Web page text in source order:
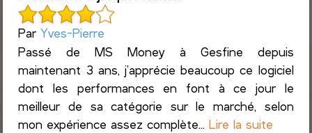
ParYves-Pierre
Passé de MS Money à Gesfine depuis
maintenant 3 ans, j’apprécie beaucoup ce logiciel
dont les performances en font à ce jour le
meilleur de sa catégorie sur le marché, selon
mon expérience assez complète...Lire la suite